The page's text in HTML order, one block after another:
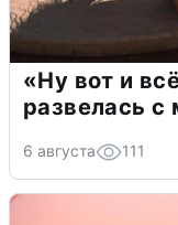
«Ну вот и
развелась
6 августа 111